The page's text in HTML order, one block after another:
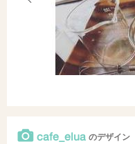
cafe_elua のデザイン